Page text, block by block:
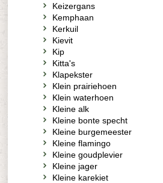
Keizergans
Kemphaan
Kerkuil
Kievit
Kip
Kitta's
Klapekster
Klein prairiehoen
Klein waterhoen
Kleine alk
Kleine bonte specht
Kleine burgemeester
Kleine flamingo
Kleine goudplevier
Kleine jager
Kleine karekiet